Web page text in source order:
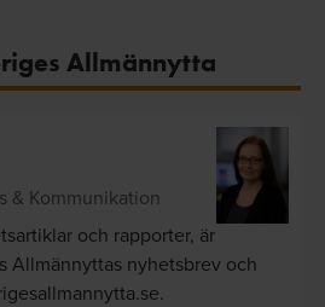
Allmännytta
& Kommunikation
och rapporter, är
Allmännyttas nyhetsbrev och